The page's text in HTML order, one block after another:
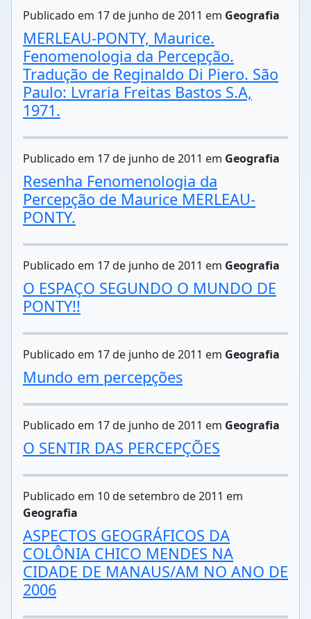
Publicado em 17 de junho de 2011 em Geografia
MERLEAU-PONTY, Maurice.
Fenomenologia da Percepção.
Tradução de Reginaldo Di Piero. São
Paulo: Lvraria Freitas Bastos S.A,
1971.
Publicado em 17 de junho de 2011 em Geografia
Resenha Fenomenologia da
Percepção de Maurice MERLEAU-
PONTY.
Publicado em 17 de junho de 2011 em Geografia
O ESPAÇO SEGUNDO O MUNDO DE
PONTY!!
Publicado em 17 de junho de 2011 em Geografia
Mundo em percepções
Publicado em 17 de junho de 2011 em Geografia
O SENTIR DAS PERCEPÇÕES
Publicado em 10 de setembro de 2011 em
Geografia
ASPECTOS GEOGRÁFICOS DA
COLÔNIA CHICO MENDES NA
CIDADE DE MANAUS/AM NO ANO DE
2006